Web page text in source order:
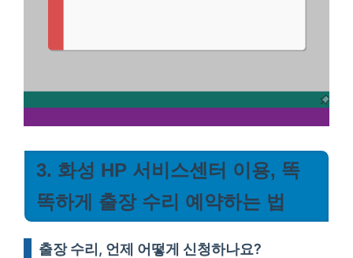
3. 화성 HP 서비스센터 이용, 똑
똑하게 출장 수리 예약하는 법
출장 수리, 언제 어떻게 신청하나요?